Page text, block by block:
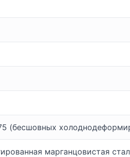
(бесшовных
марганцовистая